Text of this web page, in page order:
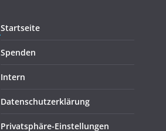
Startseite
Spenden
Intern
Datenschutzerklärung
Privatsphäre-Einstellungen